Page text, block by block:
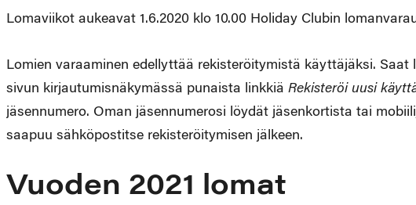
Lomaviikot aukeavat 1.6.2020 klo 10.00 Holiday Clubin
Lomien varaaminen edellyttää rekisteröitymistä käyttäjäksi.
sivun kirjautumisnäkymässä punaista linkkiä Rekisteröi uusi
jäsennumero. Oman jäsennumerosi löydät jäsenkortista tai
saapuu sähköpostitse rekisteröitymisen jälkeen.
Vuoden 2021 lomat